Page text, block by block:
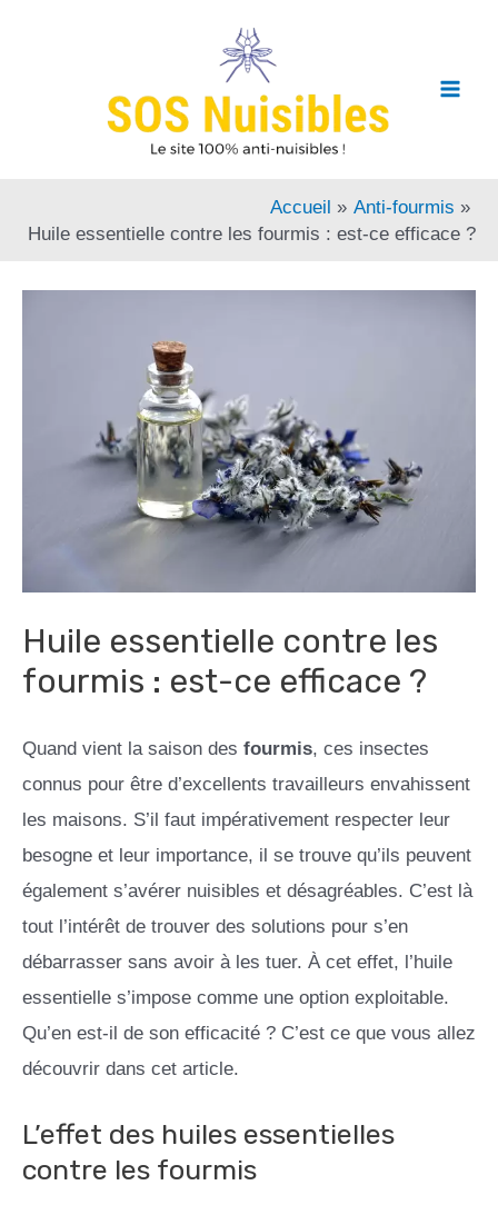
Accueil
Anti-fourmis
Huile essentielle contre les fourmis : est-ce efficace ?
Huile essentielle contre les
fourmis : est-ce efficace ?
Quand vient la saison des fourmis, ces insectes
connus pour être d’excellents travailleurs envahissent
les maisons. S’il faut impérativement respecter leur
besogne et leur importance, il se trouve qu’ils peuvent
également s’avérer nuisibles et désagréables. C’est là
tout l’intérêt de trouver des solutions pour s’en
débarrasser sans avoir à les tuer. À cet effet, l’huile
essentielle s’impose comme une option exploitable.
Qu’en est-il de son efficacité ? C’est ce que vous allez
découvrir dans cet article.
L’effet des huiles essentielles
contre les fourmis